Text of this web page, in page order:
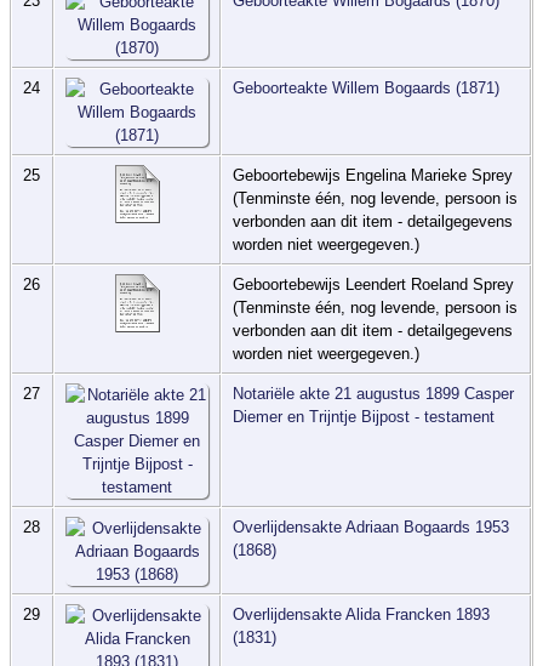
24 Geboorteakte Willem Bogaards (1871)
25
Geboortebewijs Engelina Marieke Sprey
(Tenminste één, nog levende, persoon is
verbonden aan dit item - detailgegevens
worden niet weergegeven.)
26
Geboortebewijs Leendert Roeland Sprey
(Tenminste één, nog levende, persoon is
verbonden aan dit item - detailgegevens
worden niet weergegeven.)
27
Notariële akte 21 augustus 1899 Casper
Diemer en Trijntje Bijpost - testament
28
Overlijdensakte Adriaan Bogaards 1953
(1868)
29
Overlijdensakte Alida Francken 1893
(1831)